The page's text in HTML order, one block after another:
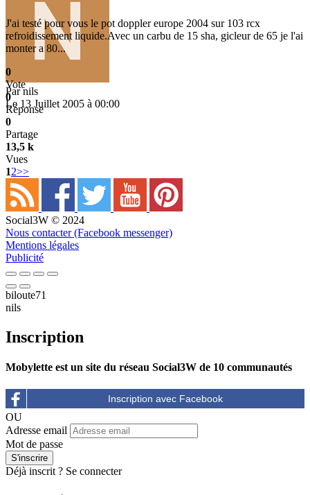
Parnils
Le 13 Juillet 2005 à 00:00
J'ai testé pour vous le pot doppler europe 2004 sur 103 rcx
refroidissement liquide.Avec un carbu de 15 sha, gicleur de 65 je l'ai
monter a 80...
0
Vote
0
Réponse
0
Partage
13,5 k
Vues
12>>
Social3W © 2024
Nous contacter (Facebook messenger)
Mentions légales
Publicité
biloute71
nils
Inscription
Mobylette est un site du réseau Social3W de 10 communautés
OU
Adresse email
Mot de passe
Déjà inscrit ? Se connecter